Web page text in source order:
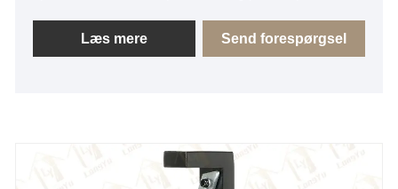
Læs mere
Send forespørgsel